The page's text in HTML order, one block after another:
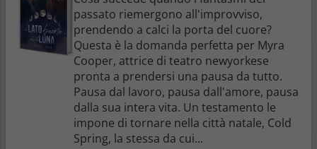
passato riemergono all'improvviso,
prendendo a calci la porta del cuore?
Questa è la domanda perfetta per Myra
Cooper, attrice di teatro newyorkese
pronta a prendersi una pausa da tutto.
Pausa dal lavoro, pausa dall'amore, pausa
dalla sua intera vita. Un testamento le
impone di tornare nella città natale, Cold
Spring, la stessa da cui...